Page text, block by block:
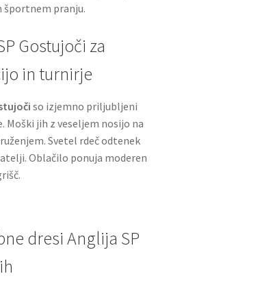
pranju.
Gostujoči za
in turnirje
so izjemno priljubljeni
jih z veseljem nosijo na
Svetel rdeč odtenek
Oblačilo ponuja moderen
dresi Anglija SP